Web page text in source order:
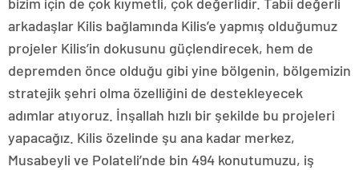
arkadaşlar Kilis bağlamında Kilis’e yapmış olduğumuz
projeler Kilis’in dokusunu güçlendirecek, hem de
depremden önce olduğu gibi yine bölgenin, bölgemizin
stratejik şehri olma özelliğini de destekleyecek
adımlar atıyoruz. İnşallah hızlı bir şekilde bu projeleri
yapacağız. Kilis özelinde şu ana kadar merkez,
Musabeyli ve Polateli’nde bin 494 konutumuzu, iş